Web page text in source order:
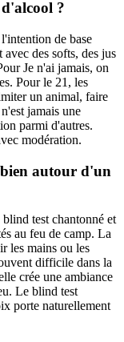
?
de base
des softs, des jus
Je n'ai jamais, on
Pour le 21, les
un animal, faire
jamais une
parmi d'autres.
modération.
autour d'un
test chantonné et
au feu de camp. La
les mains ou les
difficile dans la
crée une ambiance
Le blind test
porte naturellement